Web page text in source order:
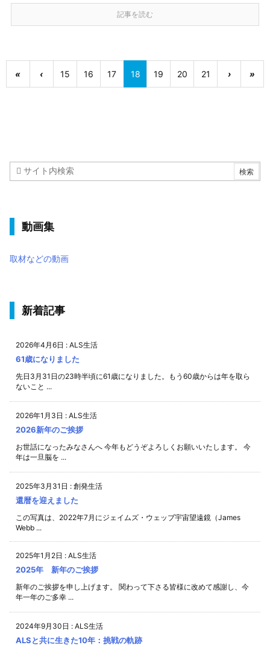
記事を読む
« ‹ 15 16 17 18 19 20 21 › »
動画集
取材などの動画
新着記事
2026年4月6日 : ALS生活
61歳になりました
先日3月31日の23時半頃に61歳になりました。もう60歳からは年を取ら
ないこと ...
2026年1月3日 : ALS生活
2026新年のご挨拶
お世話になったみなさんへ 今年もどうぞよろしくお願いいたします。 今
年は一旦脳を ...
2025年3月31日 : 創発生活
還暦を迎えました
この写真は、2022年7月にジェイムズ・ウェッブ宇宙望遠鏡（James
Webb ...
2025年1月2日 : ALS生活
2025年 新年のご挨拶
新年のご挨拶を申し上げます。 関わって下さる皆様に改めて感謝し、今
年一年のご多幸 ...
2024年9月30日 : ALS生活
ALSと共に生きた10年：挑戦の軌跡